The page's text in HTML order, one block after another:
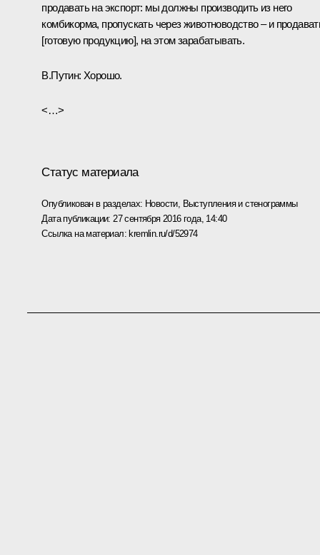
продавать на экспорт: мы должны производить из него
комбикорма, пропускать через животноводство – и
[готовую продукцию], на этом зарабатывать.
В.Путин: Хорошо.
<…>
Статус материала
Опубликован в разделах: Новости, Выступления и стенограммы
Дата публикации: 27 сентября 2016 года, 14:40
Ссылка на материал: kremlin.ru/d/52974